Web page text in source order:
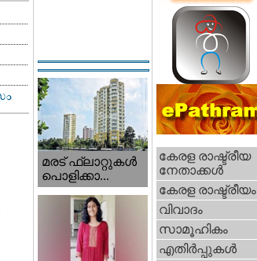
മരട് ഫ്ലാറ്റുകൾ
പൊളിക്കാ...
കേരള രാഷ്ട്രീയ
നേതാക്കള്‍
കേരള രാഷ്ട്രീയം
വിവാദം
സാമൂഹികം
എതിര്‍പ്പുകള്‍